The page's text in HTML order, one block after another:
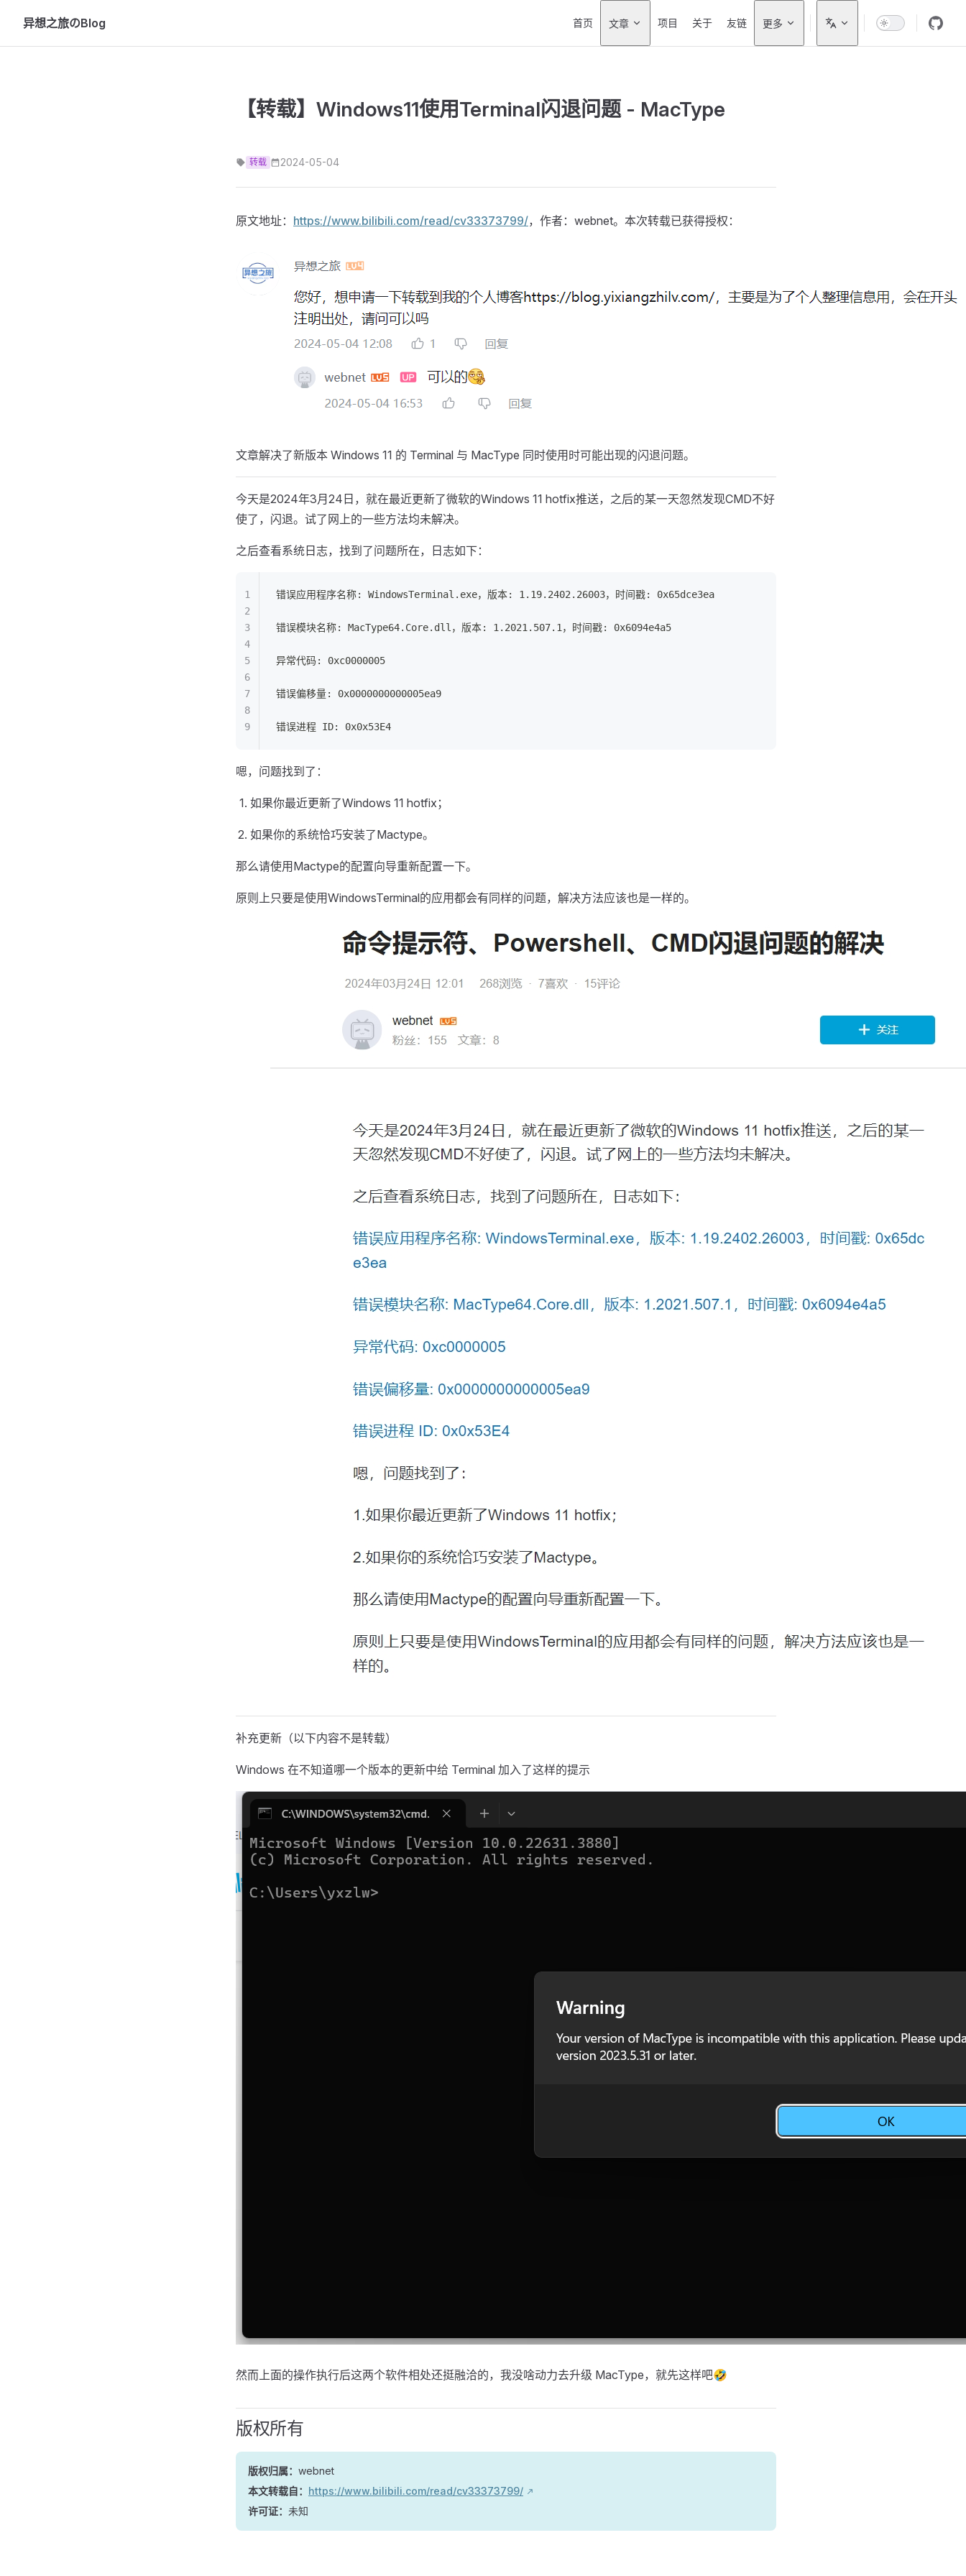
Skip to content
异想之旅のBlog 首页 文章 项目 关于 友链 更多
【转载】Windows11使用Terminal闪退问题 - MacType
转载 2024-05-04
原文地址： https://www.bilibili.com/read/cv33373799/，作者：webnet。本次转载已获得授权：
文章解决了新版本 Windows 11 的 Terminal 与 MacType 同时使用时可能出现的闪退问题。
今天是2024年3月24日，就在最近更新了微软的Windows 11 hotfix推送，之后的某一天忽然发现CMD不好
使了，闪退。试了网上的一些方法均未解决。
之后查看系统日志，找到了问题所在，日志如下：
错误应用程序名称: WindowsTerminal.exe，版本: 1.19.2402.26003，时间戳: 0x65dce3ea
错误模块名称: MacType64.Core.dll，版本: 1.2021.507.1，时间戳: 0x6094e4a5
异常代码: 0xc0000005
错误偏移量: 0x0000000000005ea9
错误进程 ID: 0x0x53E4
嗯，问题找到了：
如果你最近更新了Windows 11 hotfix；
如果你的系统恰巧安装了Mactype。
那么请使用Mactype的配置向导重新配置一下。
原则上只要是使用WindowsTerminal的应用都会有同样的问题，解决方法应该也是一样的。
补充更新（以下内容不是转载）
Windows 在不知道哪一个版本的更新中给 Terminal 加入了这样的提示
然而上面的操作执行后这两个软件相处还挺融洽的，我没啥动力去升级 MacType，就先这样吧🤣
版权所有
版权归属： webnet
本文转载自： https://www.bilibili.com/read/cv33373799/
许可证： 未知